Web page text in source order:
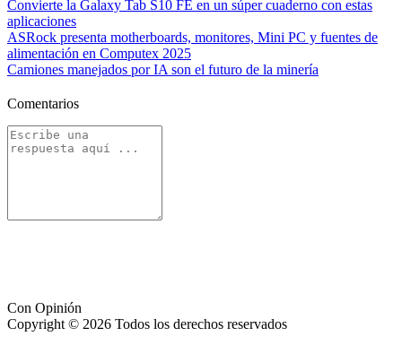
Convierte la Galaxy Tab S10 FE en un súper cuaderno con estas
aplicaciones
ASRock presenta motherboards, monitores, Mini PC y fuentes de
alimentación en Computex 2025
Camiones manejados por IA son el futuro de la minería
Comentarios
Con Opinión
Copyright © 2026 Todos los derechos reservados